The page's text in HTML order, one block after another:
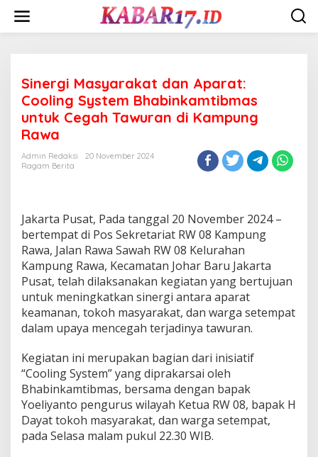
content
Sinergi Masyarakat dan Aparat:
Cooling System Bhabinkamtibmas
untuk Cegah Tawuran di Kampung
Rawa
Admin Redaksi
20 November 2024
Ragam Berita
Jakarta Pusat, Pada tanggal 20 November 2024 –
bertempat di Pos Sekretariat RW 08 Kampung
Rawa, Jalan Rawa Sawah RW 08 Kelurahan
Kampung Rawa, Kecamatan Johar Baru Jakarta
Pusat, telah dilaksanakan kegiatan yang bertujuan
untuk meningkatkan sinergi antara aparat
keamanan, tokoh masyarakat, dan warga setempat
dalam upaya mencegah terjadinya tawuran.
Kegiatan ini merupakan bagian dari inisiatif
“Cooling System” yang diprakarsai oleh
Bhabinkamtibmas, bersama dengan bapak
Yoeliyanto pengurus wilayah Ketua RW 08, bapak H
Dayat tokoh masyarakat, dan warga setempat,
pada Selasa malam pukul 22.30 WIB.